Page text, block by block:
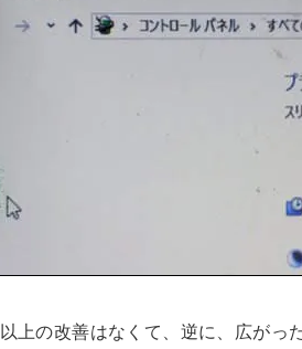
上の改善はなくて、逆に、広がっ